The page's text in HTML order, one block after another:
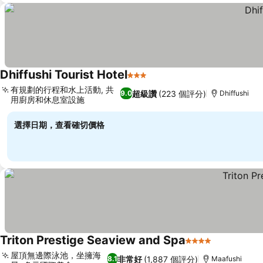
Dhiffushi Tourist Hotel3 星級
9.0超級讚 (223 個評分)
有規劃的行程和水上活動, 共
用廚房和休息室設施
Dhiffushi
選擇日期，查看確切價格
Triton Prestige Seaview and Spa4 星級
8.1非常好 (1,887 個評分)
屋頂無邊際泳池，坐擁海
Maafushi